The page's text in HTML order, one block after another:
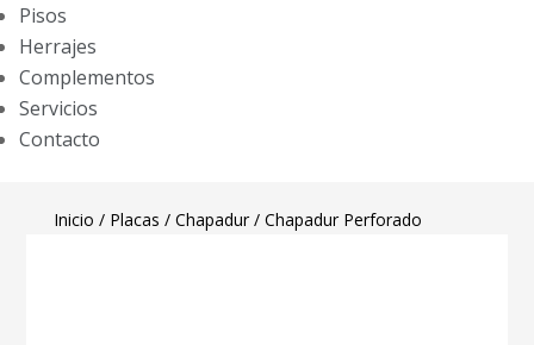
Pisos
Herrajes
Complementos
Servicios
Contacto
Inicio / Placas / Chapadur/ Chapadur Perforado